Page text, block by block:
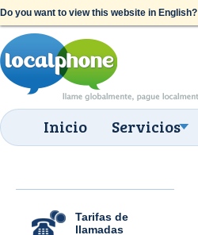
Do you want to view this website in English?
Inicio Servicios
Tarifas de
llamadas